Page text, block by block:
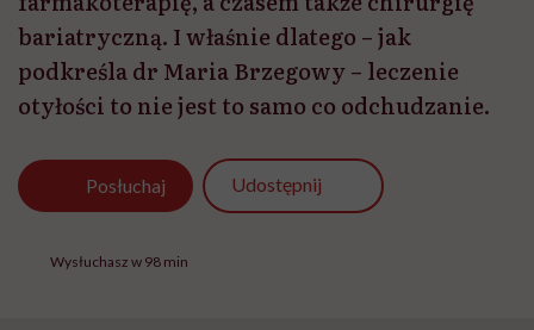
bariatryczną. I właśnie dlatego – jak
podkreśla dr Maria Brzegowy – leczenie
otyłości to nie jest to samo co odchudzanie.
Posłuchaj Udostępnij
Wysłuchasz w 98 min